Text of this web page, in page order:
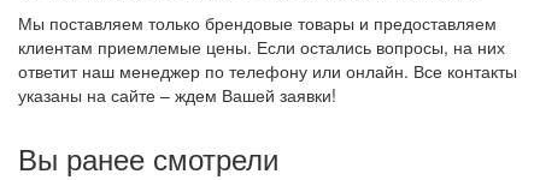
Мы поставляем только брендовые товары и предоставляем
клиентам приемлемые цены. Если остались вопросы, на них
ответит наш менеджер по телефону или онлайн. Все контакты
указаны на сайте – ждем Вашей заявки!
Вы ранее смотрели